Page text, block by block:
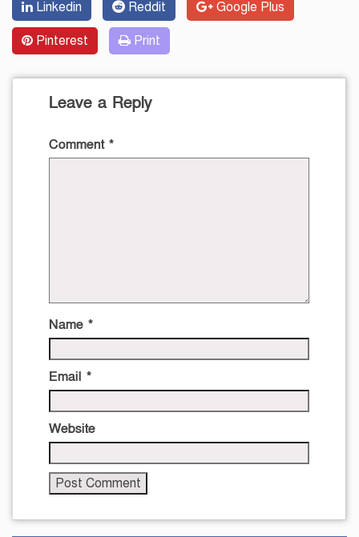
Linkedin Reddit Google Plus
Pinterest Print
Leave a Reply
Comment *
Name *
Email *
Website